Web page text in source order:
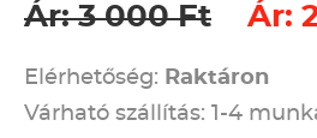
Ár: 3 000 Ft
Ár:
Elérhetőség: Raktáron
Várható szállítás: 1-4